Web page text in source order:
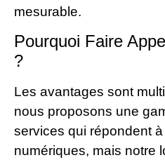
mesurable.
Pourquoi Faire
?
Les avantages sont
nous proposons une
services qui répondent
numériques, mais notre